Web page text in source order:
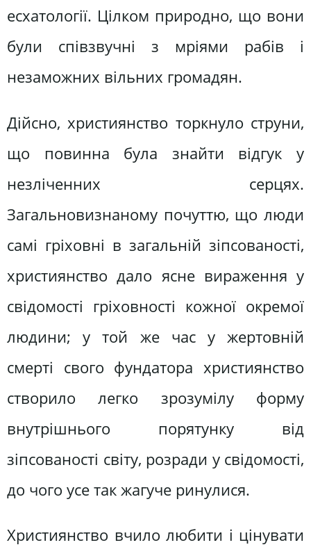
есхатології. Цілком природно, що вони
були співзвучні з мріями рабів і
незаможних вільних громадян.
Дійсно, християнство торкнуло струни,
що повинна була знайти відгук у
незліченних серцях.
Загальновизнаному почуттю, що люди
самі гріховні в загальній зіпсованості,
християнство дало ясне вираження у
свідомості гріховності кожної окремої
людини; у той же час у жертовній
смерті свого фундатора християнство
створило легко зрозумілу форму
внутрішнього порятунку від
зіпсованості світу, розради у свідомості,
до чого усе так жагуче ринулися.
Християнство вчило любити і цінувати